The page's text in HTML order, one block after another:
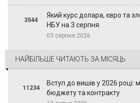
3544
Який курс долара, євро та
НБУ на 3 серпня
03 серпня 2026
НАЙБІЛЬШЕ ЧИТАЮТЬ ЗА МІСЯЦЬ
11234
Вступ до вишів у 2026 році:
бюджету та контракту